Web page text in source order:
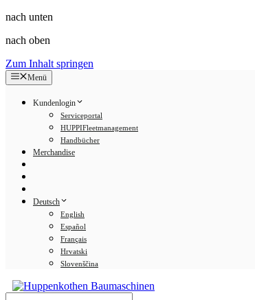
nach unten
nach oben
Zum Inhalt springen
Menü
Kundenlogin
Serviceportal
HUPPIFleetmanagement
Handbücher
Merchandise
Deutsch
English
Español
Français
Hrvatski
Slovenščina